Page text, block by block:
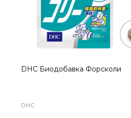
THE EXOSOME High Class Moist
KOR JAPAN